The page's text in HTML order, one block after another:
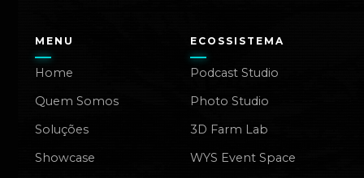
MENU
Home
Quem Somos
Soluções
Showcase
ECOSSISTEMA
Podcast Studio
Photo Studio
3D Farm Lab
WYS Event Space